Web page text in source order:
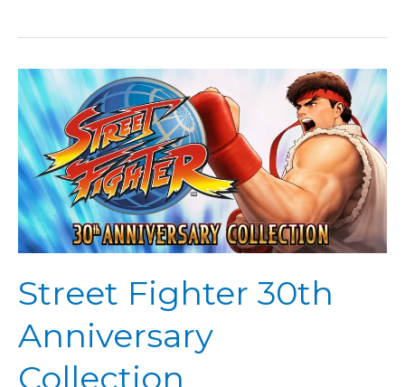
Street Fighter 30th
Anniversary
Collection